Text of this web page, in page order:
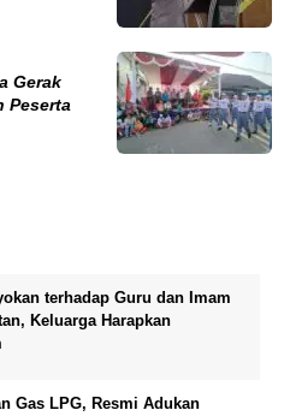
Gerak
Peserta
terhadap Guru dan Imam
Keluarga Harapkan
Gas LPG, Resmi Adukan